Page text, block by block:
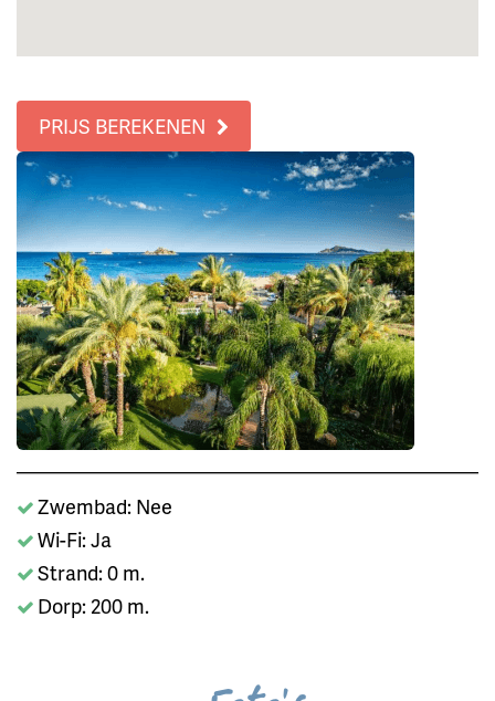
PRIJS BEREKENEN
Zwembad: Nee
Wi-Fi: Ja
Strand: 0 m.
Dorp: 200 m.